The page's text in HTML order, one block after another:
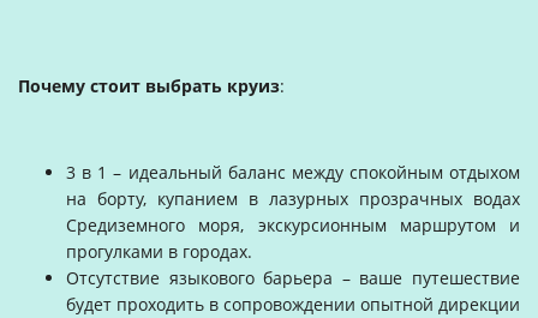
Почему стоит выбрать круиз:
3 в 1 – идеальный баланс между спокойным отдыхом
на борту, купанием в лазурных прозрачных водах
Средиземного моря, экскурсионным маршрутом и
прогулками в городах.
Отсутствие языкового барьера – ваше путешествие
будет проходить в сопровождении опытной дирекции